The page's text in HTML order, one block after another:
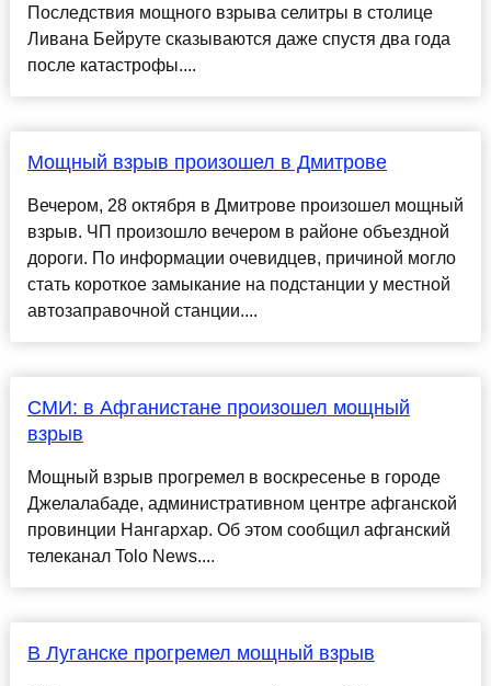
Последствия мощного взрыва селитры в столице
Ливана Бейруте сказываются даже спустя два года
после катастрофы....
Мощный взрыв произошел в Дмитрове
Вечером, 28 октября в Дмитрове произошел мощный
взрыв. ЧП произошло вечером в районе объездной
дороги. По информации очевидцев, причиной могло
стать короткое замыкание на подстанции у местной
автозаправочной станции....
СМИ: в Афганистане произошел мощный
взрыв
Мощный взрыв прогремел в воскресенье в городе
Джелалабаде, административном центре афганской
провинции Нангархар. Об этом сообщил афганский
телеканал Tolo News....
В Луганске прогремел мощный взрыв